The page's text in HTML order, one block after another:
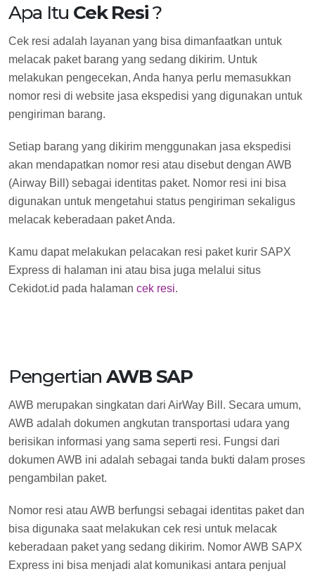
Apa Itu Cek Resi?
Cek resi adalah layanan yang bisa dimanfaatkan untuk
melacak paket barang yang sedang dikirim. Untuk
melakukan pengecekan, Anda hanya perlu memasukkan
nomor resi di website jasa ekspedisi yang digunakan untuk
pengiriman barang.
Setiap barang yang dikirim menggunakan jasa ekspedisi
akan mendapatkan nomor resi atau disebut dengan AWB
(Airway Bill) sebagai identitas paket. Nomor resi ini bisa
digunakan untuk mengetahui status pengiriman sekaligus
melacak keberadaan paket Anda.
Kamu dapat melakukan pelacakan resi paket kurir SAPX
Express di halaman ini atau bisa juga melalui situs
Cekidot.id pada halaman cek resi.
Pengertian AWB SAP
AWB merupakan singkatan dari AirWay Bill. Secara umum,
AWB adalah dokumen angkutan transportasi udara yang
berisikan informasi yang sama seperti resi. Fungsi dari
dokumen AWB ini adalah sebagai tanda bukti dalam proses
pengambilan paket.
Nomor resi atau AWB berfungsi sebagai identitas paket dan
bisa digunaka saat melakukan cek resi untuk melacak
keberadaan paket yang sedang dikirim. Nomor AWB SAPX
Express ini bisa menjadi alat komunikasi antara penjual